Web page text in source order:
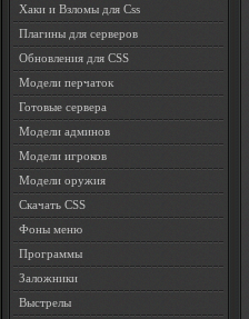
Хаки и Взломы для Css
Плагины для серверов
Обновления для CSS
Модели перчаток
Готовые сервера
Модели админов
Модели игроков
Модели оружия
Скачать CSS
Фоны меню
Программы
Заложники
Выстрелы